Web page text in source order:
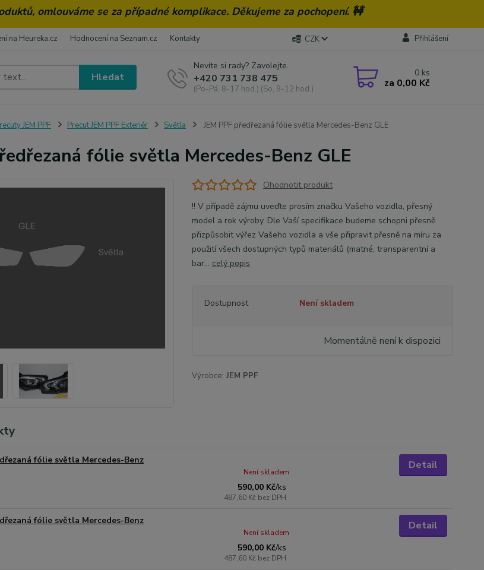
omlouváme se za případné komplikace. Děkujeme za pochopení. 🚧
na Heureka.cz Hodnocení na Seznam.cz Kontakty CZK Přihlášení
Hledat
Nevíte si rady? Zavolejte.
+420 731 738 475
(Po-Pá, 8-17 hod.) (So, 8-12 hod.)
0 ks
za 0,00 Kč
JEM PPF Precut JEM PPF Exteriér Světla JEM PPF předřezaná fólie světla Mercedes-Benz GLE
fólie světla Mercedes-Benz GLE
Ohodnotit produkt
!! V případě zájmu uveďte prosím značku Vašeho vozidla, přesný
model a rok výroby. Dle Vaší specifikace budeme schopni přesně
přizpůsobit výřez Vašeho vozidla a vše připravit přesně na míru za
použití všech dostupných typů materiálů (matné, transparentní a
bar... celý popis
Dostupnost Není skladem
Momentálně není k dispozici
Výrobce: JEM PPF
fólie světla Mercedes-Benz
590,00 Kč/ks
487,60 Kč bez DPH
Není skladem
Detail
fólie světla Mercedes-Benz
590,00 Kč/ks
487,60 Kč bez DPH
Není skladem
Detail